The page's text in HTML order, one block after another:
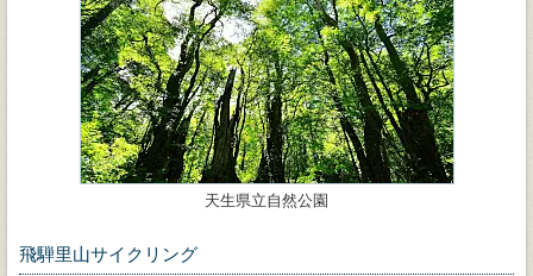
天生県立自然公園
飛騨里山サイクリング